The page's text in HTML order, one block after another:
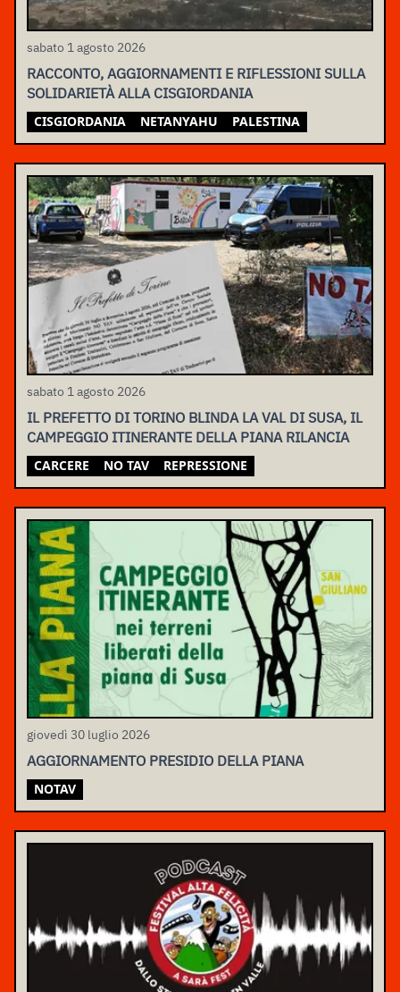
sabato 1 agosto 2026
RACCONTO, AGGIORNAMENTI E RIFLESSIONI SULLA
SOLIDARIETÀ ALLA CISGIORDANIA
CISGIORDANIA NETANYAHU PALESTINA
sabato 1 agosto 2026
IL PREFETTO DI TORINO BLINDA LA VAL DI SUSA, IL
CAMPEGGIO ITINERANTE DELLA PIANA RILANCIA
CARCERE NO TAV REPRESSIONE
giovedì 30 luglio 2026
AGGIORNAMENTO PRESIDIO DELLA PIANA
NOTAV